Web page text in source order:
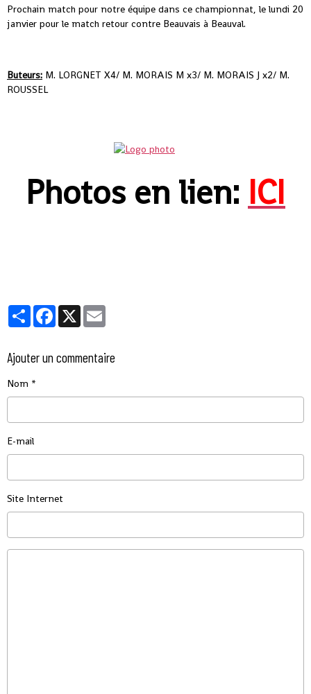
Prochain match pour notre équipe dans ce championnat, le lundi 20
janvier pour le match retour contre Beauvais à Beauval.
Buteurs: M. LORGNET X4/ M. MORAIS M x3/ M. MORAIS J x2/ M.
ROUSSEL
Photos en lien: ICI
PartagerFacebook
X
Ajouter un commentaire
Nom
E-mail
Site Internet